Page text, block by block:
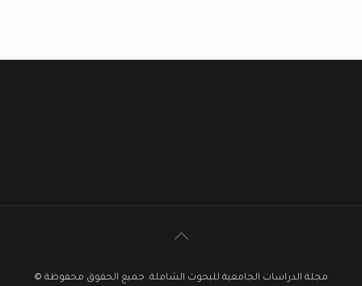
مجلة الدراسات الجامعية للبحوث الشاملة. جميع الحقوق محفوظة ©